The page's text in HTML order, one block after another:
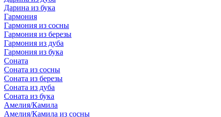
Дарина из бука
Гармония
Гармония из сосны
Гармония из березы
Гармония из дуба
Гармония из бука
Соната
Соната из сосны
Соната из березы
Соната из дуба
Соната из бука
Амелия/Камила
Амелия/Камила из сосны